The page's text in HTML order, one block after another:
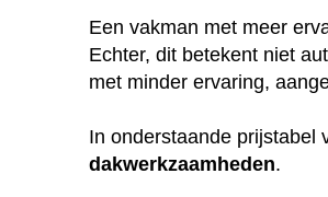
Een vakman met meer
Echter, dit betekent niet
met minder ervaring,
In onderstaande prijstabel
dakwerkzaamheden.